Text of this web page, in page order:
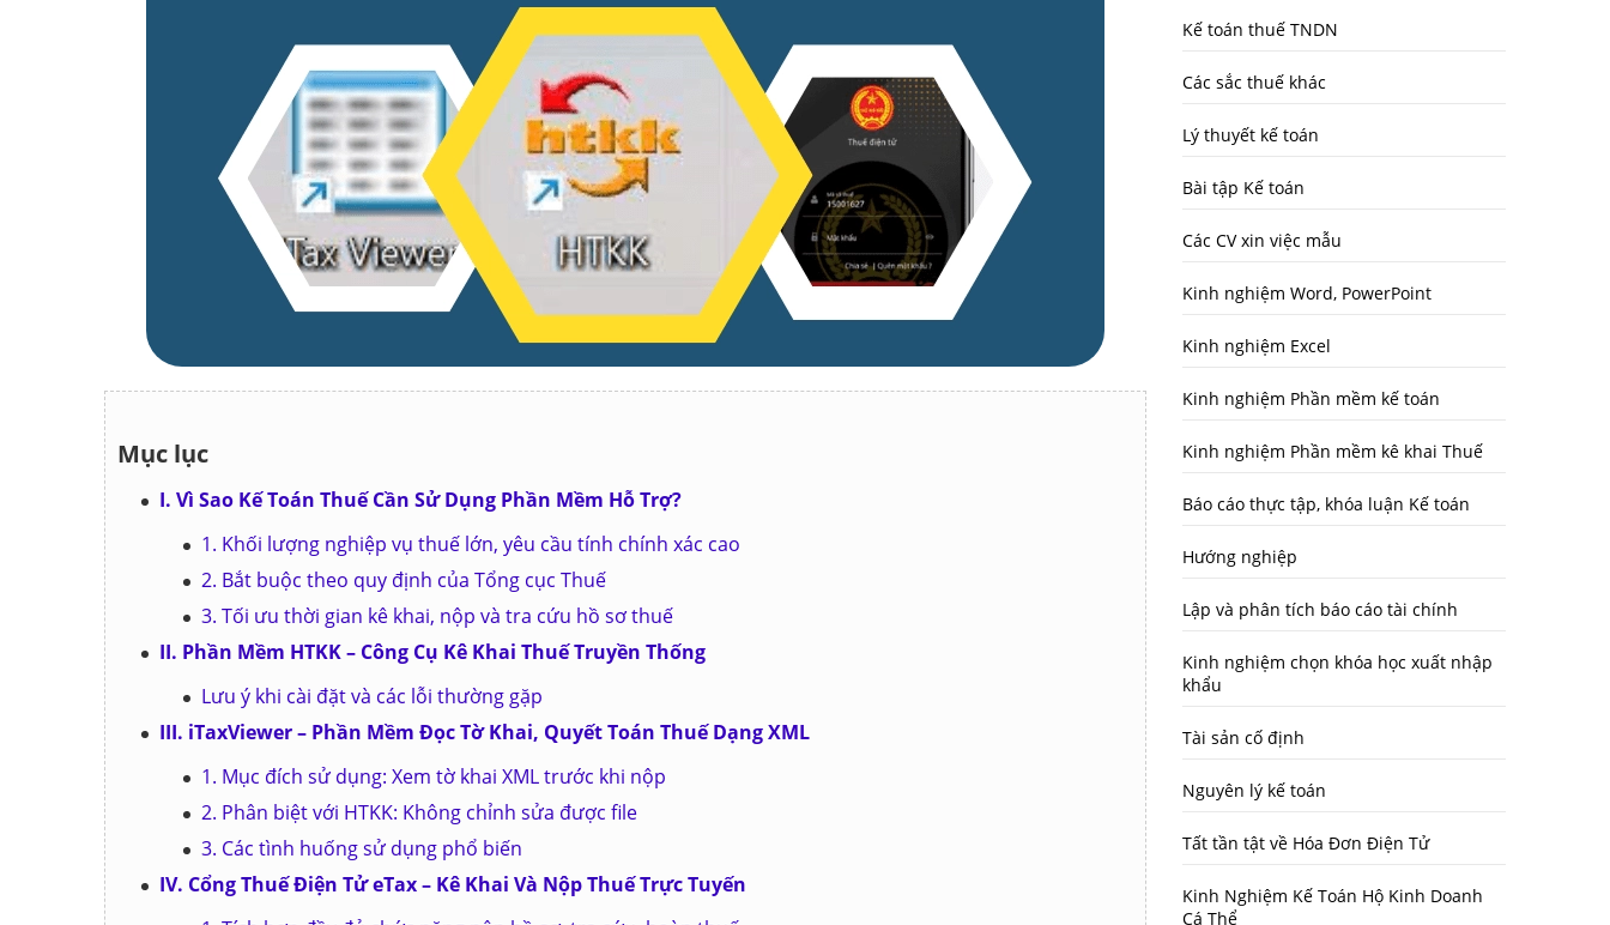
Mục lục
I. Vì Sao Kế Toán Thuế Cần Sử Dụng Phần Mềm Hỗ Trợ?
1. Khối lượng nghiệp vụ thuế lớn, yêu cầu tính chính xác cao
2. Bắt buộc theo quy định của Tổng cục Thuế
3. Tối ưu thời gian kê khai, nộp và tra cứu hồ sơ thuế
II. Phần Mềm HTKK – Công Cụ Kê Khai Thuế Truyền Thống
Lưu ý khi cài đặt và các lỗi thường gặp
III. iTaxViewer – Phần Mềm Đọc Tờ Khai, Quyết Toán Thuế Dạng XML
1. Mục đích sử dụng: Xem tờ khai XML trước khi nộp
2. Phân biệt với HTKK: Không chỉnh sửa được file
3. Các tình huống sử dụng phổ biến
IV. Cổng Thuế Điện Tử eTax – Kê Khai Và Nộp Thuế Trực Tuyến
Kế toán thuế TNDN
Các sắc thuế khác
Lý thuyết kế toán
Bài tập Kế toán
Các CV xin việc mẫu
Kinh nghiệm Word, PowerPoint
Kinh nghiệm Excel
Kinh nghiệm Phần mềm kế toán
Kinh nghiệm Phần mềm kê khai Thuế
Báo cáo thực tập, khóa luận Kế toán
Hướng nghiệp
Lập và phân tích báo cáo tài chính
Kinh nghiệm chọn khóa học xuất nhập
khẩu
Tài sản cố định
Nguyên lý kế toán
Tất tần tật về Hóa Đơn Điện Tử
Kinh Nghiệm Kế Toán Hộ Kinh Doanh
Cá Thể